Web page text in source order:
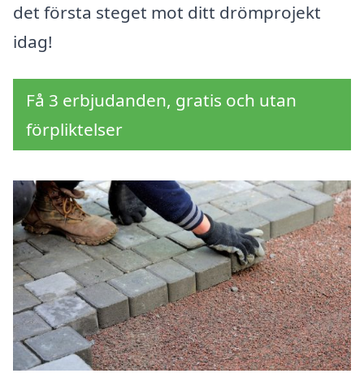
det första steget mot ditt drömprojekt
idag!
Få 3 erbjudanden, gratis och utan
förpliktelser